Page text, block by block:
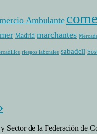
Ambulante
Madrid marchantes
riesgos laborales sabadell
de la Federación de